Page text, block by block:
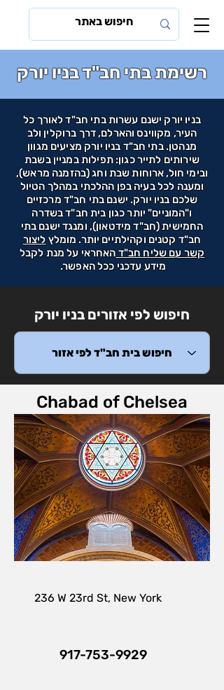
רשימת בתי חב"ד בניו יורק
בניו יורק ישנם עשרות בתי חב"ד לאורך כל
העיר, מקווינס והארלם, דרך ברוקלין ולב
מנהטן. בתי חב"ד בניו יורק מציעים מגוון
שירותים לתייר כגון: תפילות במניין בשבת
ובימי חול, ארוחות שבת וחג (בהזמנה מראש),
ומענה לכל בעיה בפן ההלכתי במהלך הטיול
שלכם בניו יורק. ישנם בתי חב"ד מרכזיים
ו"המוניים" יותר כגון בית חב"ד בשדרה
החמישית (חב"ד מידטאון), ומנגד ישנם בתי
חב"ד קטנים וקהילתיים יותר. מומלץ ליצור
קשר עם שליח חב"דהאחראי על מנת לקבל
מידע עדכני ככל האפשר.
חיפוש לפי אזורים בניו יורק
Chabad of Chelsea
236 W 23rd St, New York
917-753-9929